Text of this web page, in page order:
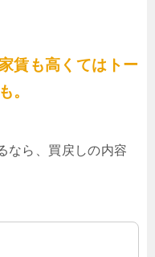
賃も高くてはトー
。
なら、買戻しの内容